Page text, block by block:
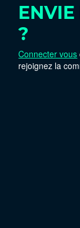
?
Connecter vous
rejoignez la